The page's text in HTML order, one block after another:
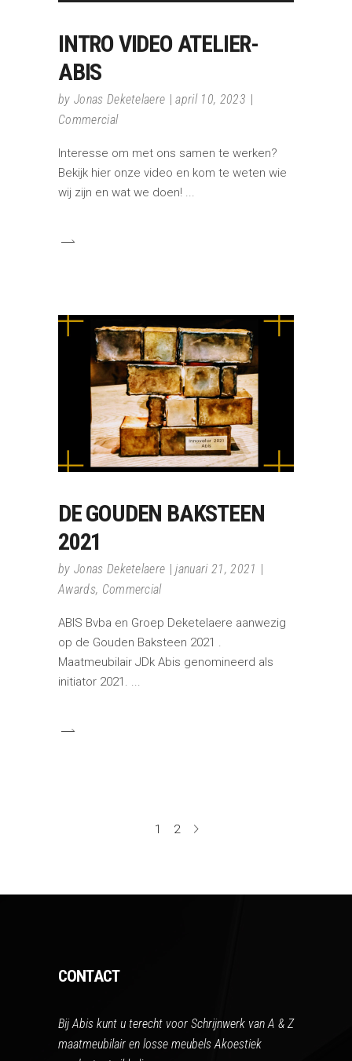
INTRO VIDEO ATELIER-
ABIS
by Jonas Deketelaere
april 10, 2023
Commercial
Interesse om met ons samen te werken?
Bekijk hier onze video en kom te weten wie
wij zijn en wat we doen!
DE GOUDEN BAKSTEEN
2021
by Jonas Deketelaere
januari 21, 2021
Awards, Commercial
ABIS Bvba en Groep Deketelaere aanwezig
op de Gouden Baksteen 2021 .
Maatmeubilair JDk Abis genomineerd als
initiator 2021.
1 2
CONTACT
Bij Abis kunt u terecht voor Schrijnwerk van A & Z
maatmeubilair en losse meubels Akoestiek